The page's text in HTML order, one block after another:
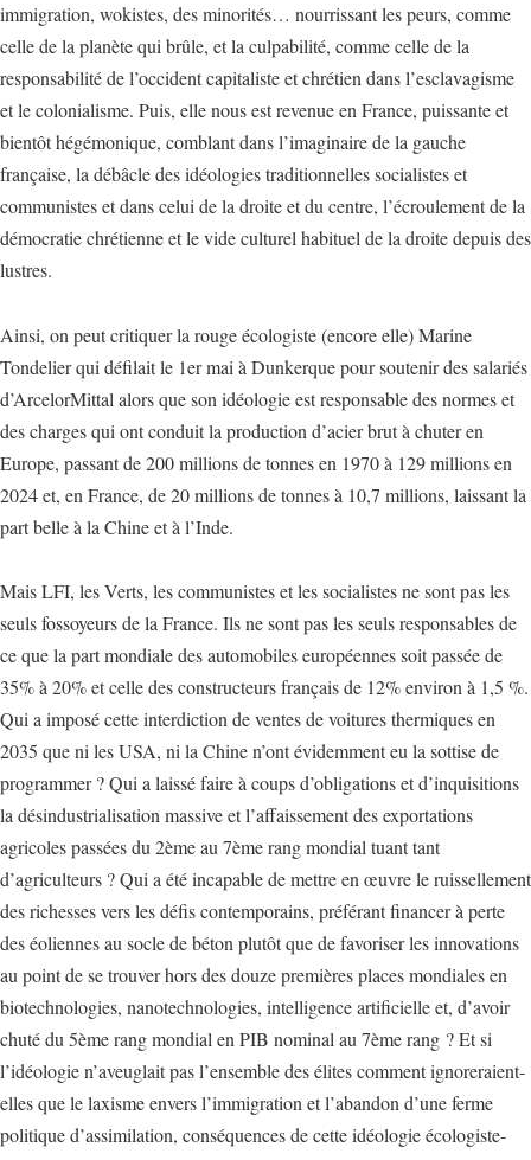
immigration, wokistes, des minorités… nourrissant les peurs, comme
celle de la planète qui brûle, et la culpabilité, comme celle de la
responsabilité de l’occident capitaliste et chrétien dans l’esclavagisme
et le colonialisme. Puis, elle nous est revenue en France, puissante et
bientôt hégémonique, comblant dans l’imaginaire de la gauche
française, la débâcle des idéologies traditionnelles socialistes et
communistes et dans celui de la droite et du centre, l’écroulement de la
démocratie chrétienne et le vide culturel habituel de la droite depuis des
lustres.
Ainsi, on peut critiquer la rouge écologiste (encore elle) Marine
Tondelier qui défilait le 1er mai à Dunkerque pour soutenir des salariés
d’ArcelorMittal alors que son idéologie est responsable des normes et
des charges qui ont conduit la production d’acier brut à chuter en
Europe, passant de 200 millions de tonnes en 1970 à 129 millions en
2024 et, en France, de 20 millions de tonnes à 10,7 millions, laissant la
part belle à la Chine et à l’Inde.
Mais LFI, les Verts, les communistes et les socialistes ne sont pas les
seuls fossoyeurs de la France. Ils ne sont pas les seuls responsables de
ce que la part mondiale des automobiles européennes soit passée de
35% à 20% et celle des constructeurs français de 12% environ à 1,5 %.
Qui a imposé cette interdiction de ventes de voitures thermiques en
2035 que ni les USA, ni la Chine n’ont évidemment eu la sottise de
programmer ? Qui a laissé faire à coups d’obligations et d’inquisitions
la désindustrialisation massive et l’affaissement des exportations
agricoles passées du 2ème au 7ème rang mondial tuant tant
d’agriculteurs ? Qui a été incapable de mettre en œuvre le ruissellement
des richesses vers les défis contemporains, préférant financer à perte
des éoliennes au socle de béton plutôt que de favoriser les innovations
au point de se trouver hors des douze premières places mondiales en
biotechnologies, nanotechnologies, intelligence artificielle et, d’avoir
chuté du 5ème rang mondial en PIB nominal au 7ème rang ? Et si
l’idéologie n’aveuglait pas l’ensemble des élites comment ignoreraient-
elles que le laxisme envers l’immigration et l’abandon d’une ferme
politique d’assimilation, conséquences de cette idéologie écologiste-